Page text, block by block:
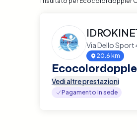
Via Dello
20.6 km
Vedi altre prestazioni
Pagamento in sede